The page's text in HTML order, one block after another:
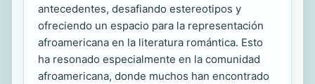
antecedentes, desafiando estereotipos y
ofreciendo un espacio para la representación
afroamericana en la literatura romántica. Esto
ha resonado especialmente en la comunidad
afroamericana, donde muchos han encontrado